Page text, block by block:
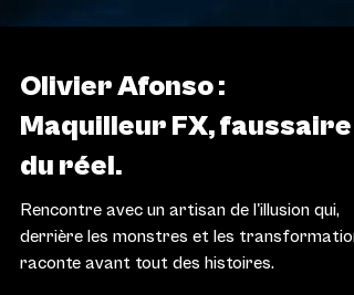
L'HUMOEURS
Olivier Afonso :
Maquilleur FX, faussaire
du réel.
Rencontre avec un artisan de l'illusion qui,